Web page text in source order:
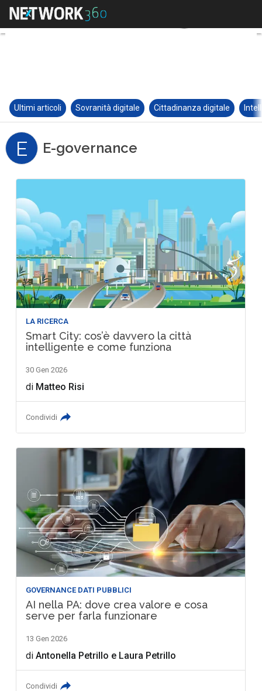
Ultimi articoli Sovranità digitale Cittadinanza digitale
E E-governance
LA RICERCA
Smart City: cos’è davvero la città
intelligente e come funziona
30 Gen 2026
di Matteo Risi
Condividi
GOVERNANCE DATI PUBBLICI
AI nella PA: dove crea valore e cosa
serve per farla funzionare
13 Gen 2026
diAntonella Petrillo e Laura Petrillo
Condividi